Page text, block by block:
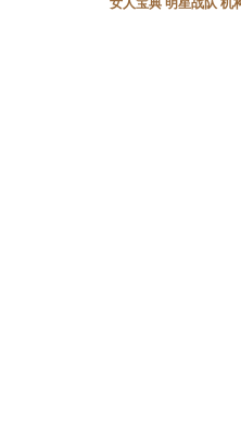
女人宝典 明星战队 机